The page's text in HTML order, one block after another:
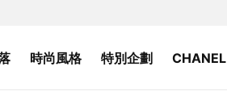
時尚風格 特別企劃 CHANEL